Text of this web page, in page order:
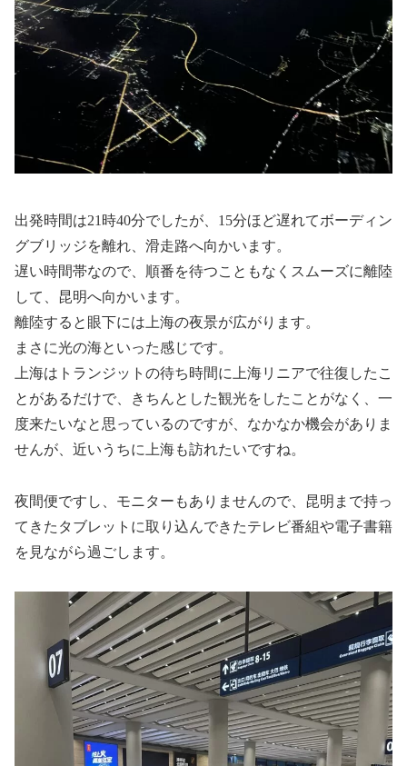
出発時間は21時40分でしたが、15分ほど遅れてボーディン
グブリッジを離れ、滑走路へ向かいます。
遅い時間帯なので、順番を待つこともなくスムーズに離陸
して、昆明へ向かいます。
離陸すると眼下には上海の夜景が広がります。
まさに光の海といった感じです。
上海はトランジットの待ち時間に上海リニアで往復したこ
とがあるだけで、きちんとした観光をしたことがなく、一
度来たいなと思っているのですが、なかなか機会がありま
せんが、近いうちに上海も訪れたいですね。
夜間便ですし、モニターもありませんので、昆明まで持っ
てきたタブレットに取り込んできたテレビ番組や電子書籍
を見ながら過ごします。